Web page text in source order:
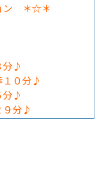
ン ＊☆＊
分♪
０分♪
分♪
９分♪